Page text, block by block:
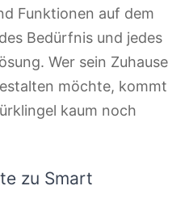
Funktionen auf dem
Bedürfnis und jedes
Wer sein Zuhause
möchte, kommt
kaum noch
zu Smart